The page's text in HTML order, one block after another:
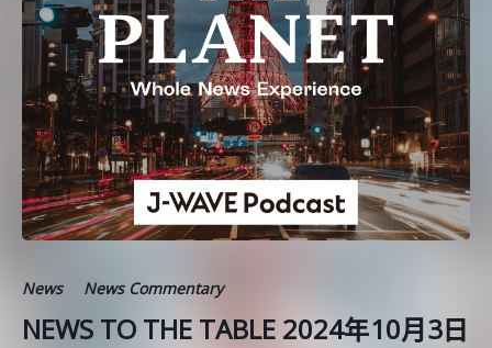
News News Commentary
NEWS TO THE TABLE 2024年10月3日